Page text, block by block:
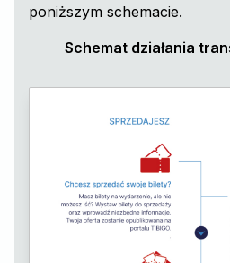
poniższym schemacie.
Schemat działania